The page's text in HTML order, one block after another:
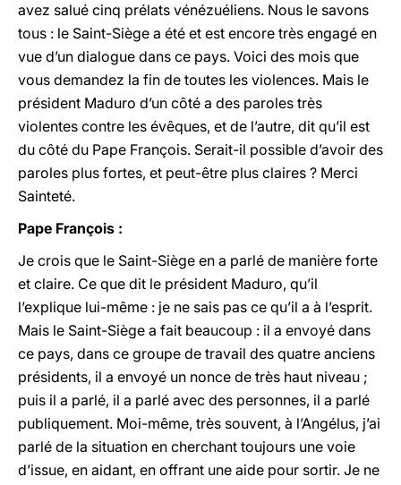
avez salué cinq prélats vénézuéliens. Nous le savons
tous : le Saint-Siège a été et est encore très engagé en
vue d’un dialogue dans ce pays. Voici des mois que
vous demandez la fin de toutes les violences. Mais le
président Maduro d’un côté a des paroles très
violentes contre les évêques, et de l’autre, dit qu’il est
du côté du Pape François. Serait-il possible d’avoir des
paroles plus fortes, et peut-être plus claires ? Merci
Sainteté.
Pape François :
Je crois que le Saint-Siège en a parlé de manière forte
et claire. Ce que dit le président Maduro, qu’il
l’explique lui-même : je ne sais pas ce qu’il a à l’esprit.
Mais le Saint-Siège a fait beaucoup : il a envoyé dans
ce pays, dans ce groupe de travail des quatre anciens
présidents, il a envoyé un nonce de très haut niveau ;
puis il a parlé, il a parlé avec des personnes, il a parlé
publiquement. Moi-même, très souvent, à l’Angélus, j’ai
parlé de la situation en cherchant toujours une voie
d’issue, en aidant, en offrant une aide pour sortir. Je ne